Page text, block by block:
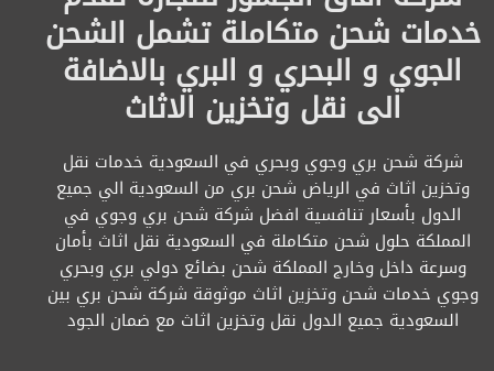
خدمات شحن متكاملة تشمل الشحن
الجوي و البحري و البري بالاضافة
الى نقل وتخزين الاثاث
شركة شحن بري وجوي وبحري في السعودية خدمات نقل
وتخزين اثاث في الرياض شحن بري من السعودية الي جميع
الدول بأسعار تنافسية افضل شركة شحن بري وجوي في
المملكة حلول شحن متكاملة في السعودية نقل اثاث بأمان
وسرعة داخل وخارج المملكة شحن بضائع دولي بري وبحري
وجوي خدمات شحن وتخزين اثاث موثوقة شركة شحن بري بين
السعودية جميع الدول نقل وتخزين اثاث مع ضمان الجود